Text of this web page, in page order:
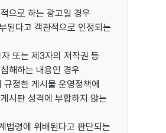
으로 하는 광고일 경우
된다고 객관적으로 인정되는
또는 제3자의 저작권 등
해하는 내용인 경우
정한 게시물 운영정책에
시판 성격에 부합하지 않는
령에 위배된다고 판단되는